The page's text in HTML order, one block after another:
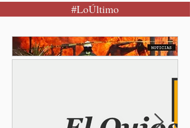
mujer encuentra un lugar
también recupera la
esperanza de vivir sin
Igualdad, Bienestar, Redes,
#LoÚltimo